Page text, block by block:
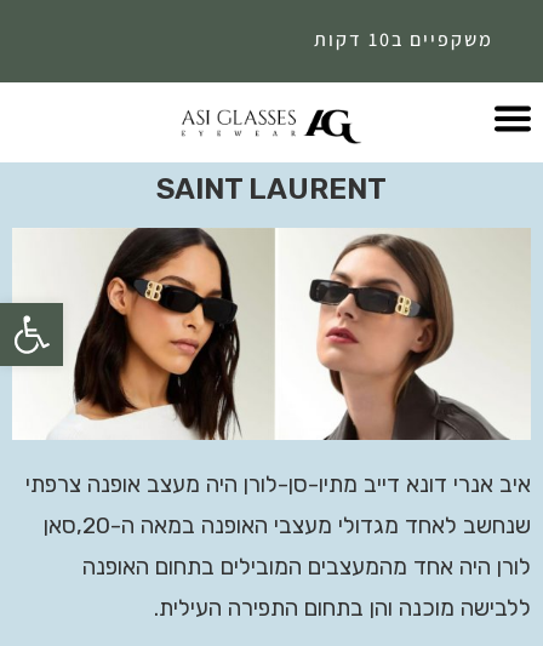
משקפיים ב10 דקות
SAINT LAURENT
איב אנרי דונא דייב מתיו-סן-לורן היה מעצב אופנה צרפתי
שנחשב לאחד מגדולי מעצבי האופנה במאה ה-20,סאן
לורן היה אחד מהמעצבים המובילים בתחום האופנה
ללבישה מוכנה והן בתחום התפירה העילית.